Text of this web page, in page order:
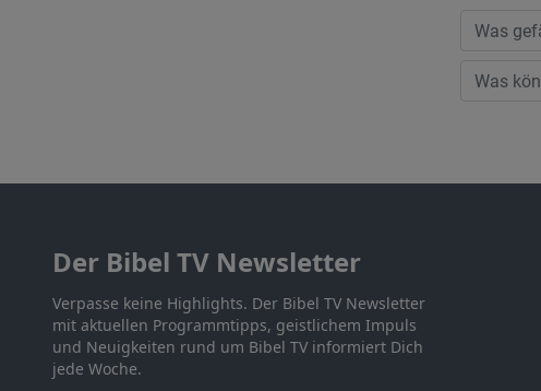
Der Bibel TV Newsletter
Verpasse keine Highlights. Der Bibel TV Newsletter
mit aktuellen Programmtipps, geistlichem Impuls
und Neuigkeiten rund um Bibel TV informiert Dich
jede Woche.